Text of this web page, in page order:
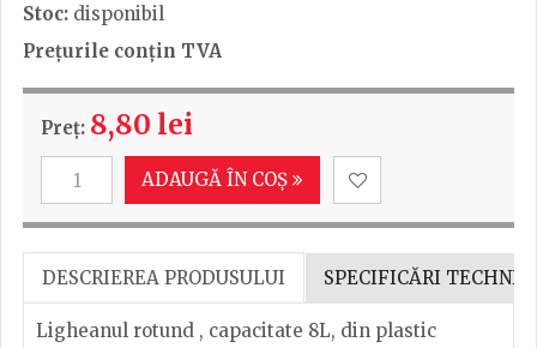
Stoc: disponibil
Prețurile conțin TVA
Preț: 8,80 lei
ADAUGĂ ÎN COȘ
DESCRIEREA PRODUSULUI SPECIFICĂRI
Ligheanul rotund , capacitate 8L, din plastic